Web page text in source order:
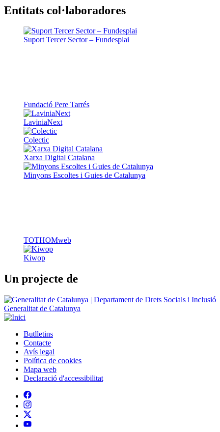
Entitats col·laboradores
Suport Tercer Sector – Fundesplai
Fundació Pere Tarrés
LaviniaNext
Colectic
Xarxa Digital Catalana
Minyons Escoltes i Guies de Catalunya
TOTHOMweb
Kiwop
Un projecte de
Generalitat de Catalunya
Peu
Butlletins
Contacte
Avís legal
Política de cookies
Mapa web
Declaració d'accessibilitat